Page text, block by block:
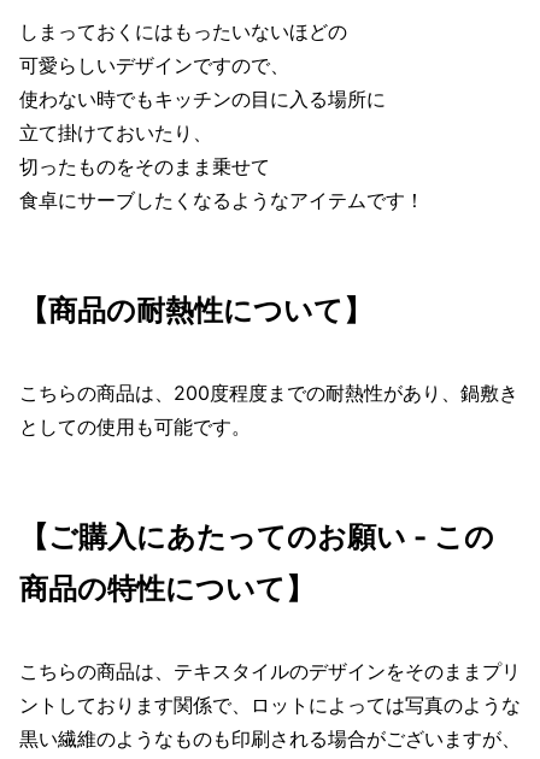
しまっておくにはもったいないほどの
可愛らしいデザインですので、
使わない時でもキッチンの目に入る場所に
立て掛けておいたり、
切ったものをそのまま乗せて
食卓にサーブしたくなるようなアイテムです！
【商品の耐熱性について】
こちらの商品は、200度程度までの耐熱性があり、鍋敷き
としての使用も可能です。
【ご購入にあたってのお願い - この
商品の特性について】
こちらの商品は、テキスタイルのデザインをそのままプリ
ントしております関係で、ロットによっては写真のような
黒い繊維のようなものも印刷される場合がございますが、